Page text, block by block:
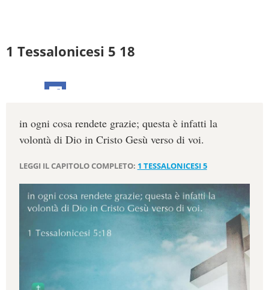
1 Tessalonicesi 5 18
in ogni cosa rendete grazie; questa è infatti la
volontà di Dio in Cristo Gesù verso di voi.
LEGGI IL CAPITOLO COMPLETO: 1 TESSALONICESI 5